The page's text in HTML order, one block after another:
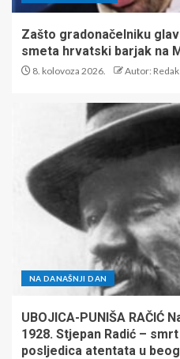
Zašto gradonačelniku
smeta hrvatski barjak na
8. kolovoza 2026. Autor:
NA DANAŠNJI DAN
UBOJICA-PUNIŠA RAČIĆ
1928. Stjepan Radić –
posljedica atentata u